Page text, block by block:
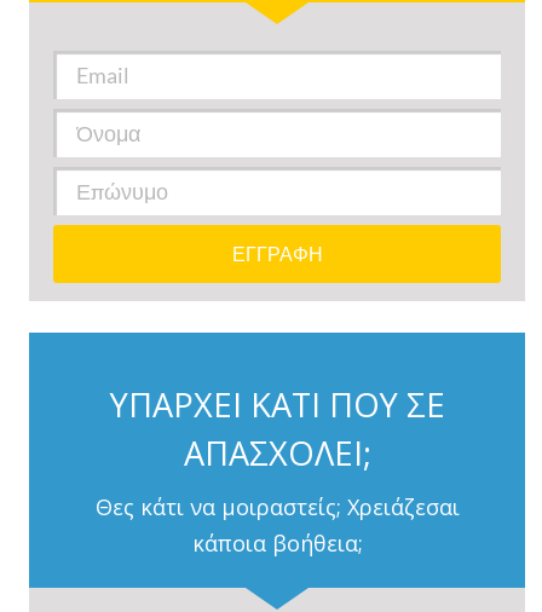
ΥΠΑΡΧΕΙ ΚΑΤΙ ΠΟΥ ΣΕ
ΑΠΑΣΧΟΛΕΙ;
Θες κάτι να μοιραστείς; Χρειάζεσαι
κάποια βοήθεια;